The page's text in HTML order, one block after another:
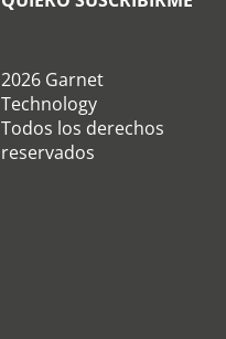
2026 Garnet
Technology
Todos los derechos
reservados